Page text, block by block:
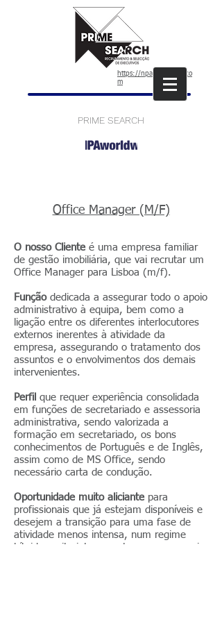
https://npaworldwide.co
m
PRIME SEARCH
Office Manager (M/F)
O nosso Cliente é uma empresa familiar
de gestão imobiliária, que vai recrutar um
Office Manager para Lisboa (m/f).
Funçãodedicada a assegurar todo o apoio
administrativo à equipa, bem como a
ligação entre os diferentes interlocutores
externos inerentes à atividade da
empresa, assegurando o tratamento dos
assuntos e o envolvimentos dos demais
intervenientes.
Perfil que requer experiência consolidada
em funções de secretariado e assessoria
administrativa, sendo valorizada a
formação em secretariado, os bons
conhecimentos de Português e de Inglês,
assim como de MS Office, sendo
necessário carta de condução.
Oportunidade muito aliciante para
profissionais que já estejam disponíveis e
desejem a transição para uma fase de
atividade menos intensa, num regime
híbrido muito interessante para uma maior